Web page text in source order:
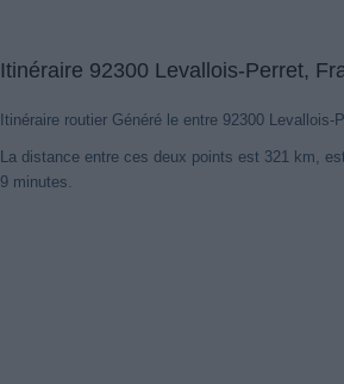
Itinéraire 92300 Levallois-Perret,
Itinéraire routier Généré le entre 92300 Levallois-
La distance entre ces deux points est 321 km,
9 minutes.